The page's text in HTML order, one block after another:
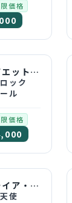
価格
クワイエット・ライオット
ック
ル
価格
ユーライア・ヒープ
使